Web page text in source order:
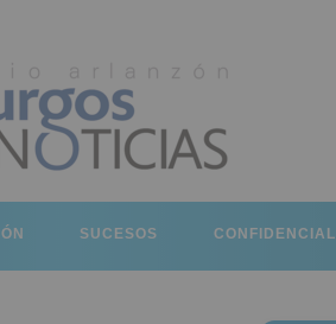
SUCESOS CONFIDENCIAL